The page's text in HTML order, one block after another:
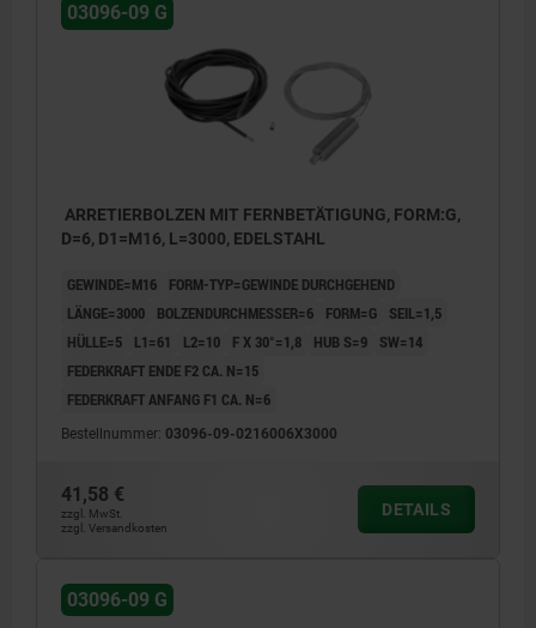
03096-09 G
ARRETIERBOLZEN MIT FERNBETÄTIGUNG, FORM:G,
D=6, D1=M16, L=3000, EDELSTAHL
GEWINDE=M16
FORM-TYP=GEWINDE DURCHGEHEND
LÄNGE=3000
BOLZENDURCHMESSER=6 FORM=G
SEIL=1,5
HÜLLE=5
L1=61 L2=10 F X 30°=1,8 HUB S=9
SW=14
FEDERKRAFT ENDE F2 CA. N=15
FEDERKRAFT ANFANG F1 CA. N=6
Bestellnummer: 03096-09-0216006X3000
41,58 €
zzgl. MwSt.
zzgl. Versandkosten
DETAILS
03096-09 G